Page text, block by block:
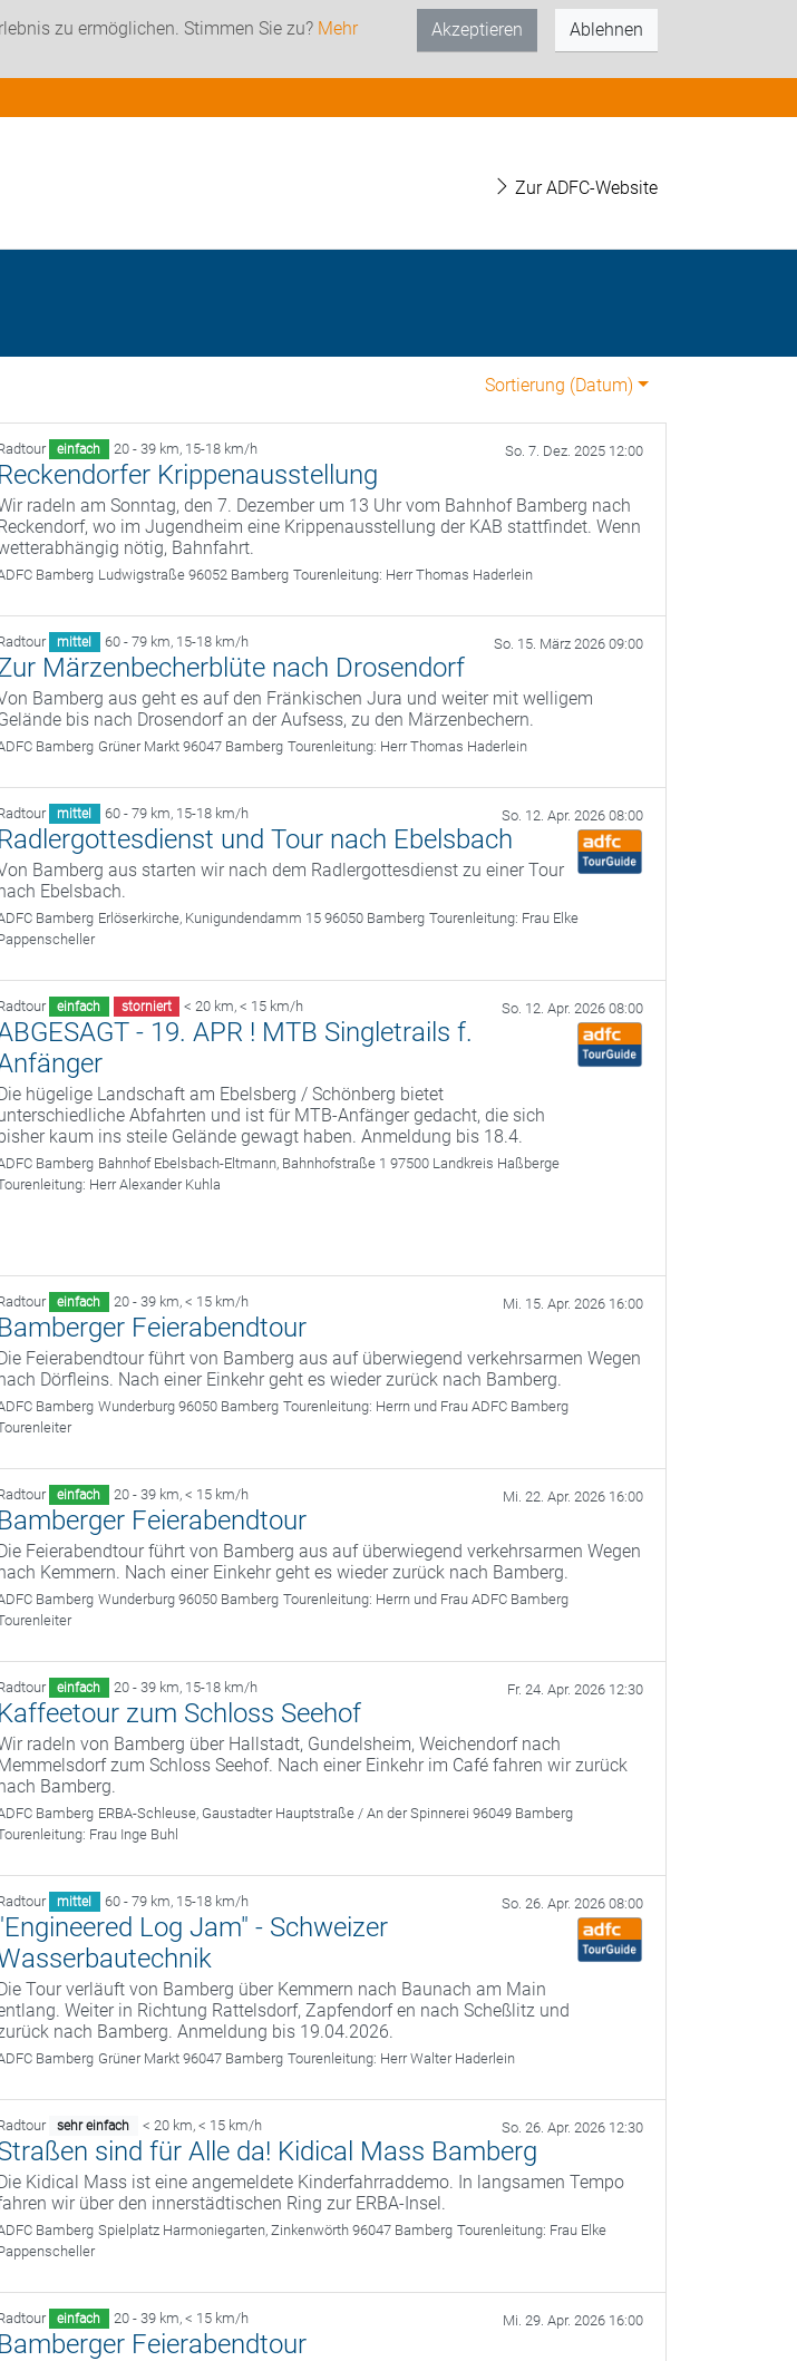
zu ermöglichen. Stimmen Sie zu? Mehr
Akzeptieren Ablehnen
Zur ADFC-Website
Sortierung (Datum)
einfach 20 - 39 km, 15-18 km/h So. 7. Dez. 2025 12:00
Reckendorfer Krippenausstellung
radeln am Sonntag, den 7. Dezember um 13 Uhr vom Bahnhof Bamberg nach
wo im Jugendheim eine Krippenausstellung der KAB stattfindet. Wenn
nötig, Bahnfahrt.
Bamberg Ludwigstraße 96052 Bamberg Tourenleitung: Herr Thomas Haderlein
mittel 60 - 79 km, 15-18 km/h So. 15. März 2026 09:00
Märzenbecherblüte nach Drosendorf
Bamberg aus geht es auf den Fränkischen Jura und weiter mit welligem
bis nach Drosendorf an der Aufsess, zu den Märzenbechern.
Bamberg Grüner Markt 96047 Bamberg Tourenleitung: Herr Thomas Haderlein
mittel 60 - 79 km, 15-18 km/h So. 12. Apr. 2026 08:00
Radlergottesdienst und Tour nach Ebelsbach
Bamberg aus starten wir nach dem Radlergottesdienst zu einer Tour
Ebelsbach.
Bamberg Erlöserkirche, Kunigundendamm 15 96050 Bamberg Tourenleitung: Frau Elke
einfach storniert < 20 km, < 15 km/h So. 12. Apr. 2026 08:00
- 19. APR ! MTB Singletrails f.
hügelige Landschaft am Ebelsberg / Schönberg bietet
Abfahrten und ist für MTB-Anfänger gedacht, die sich
kaum ins steile Gelände gewagt haben. Anmeldung bis 18.4.
Bamberg Bahnhof Ebelsbach-Eltmann, Bahnhofstraße 1 97500 Landkreis Haßberge
Herr Alexander Kuhla
einfach 20 - 39 km, < 15 km/h Mi. 15. Apr. 2026 16:00
Bamberger Feierabendtour
Feierabendtour führt von Bamberg aus auf überwiegend verkehrsarmen Wegen
Dörfleins. Nach einer Einkehr geht es wieder zurück nach Bamberg.
Bamberg Wunderburg 96050 Bamberg Tourenleitung: Herrn und Frau ADFC Bamberg
einfach 20 - 39 km, < 15 km/h Mi. 22. Apr. 2026 16:00
Bamberger Feierabendtour
Feierabendtour führt von Bamberg aus auf überwiegend verkehrsarmen Wegen
Kemmern. Nach einer Einkehr geht es wieder zurück nach Bamberg.
Bamberg Wunderburg 96050 Bamberg Tourenleitung: Herrn und Frau ADFC Bamberg
einfach 20 - 39 km, 15-18 km/h Fr. 24. Apr. 2026 12:30
Kaffeetour zum Schloss Seehof
radeln von Bamberg über Hallstadt, Gundelsheim, Weichendorf nach
zum Schloss Seehof. Nach einer Einkehr im Café fahren wir zurück
Bamberg.
Bamberg ERBA-Schleuse, Gaustadter Hauptstraße / An der Spinnerei 96049 Bamberg
Frau Inge Buhl
mittel 60 - 79 km, 15-18 km/h So. 26. Apr. 2026 08:00
Log Jam" - Schweizer
Tour verläuft von Bamberg über Kemmern nach Baunach am Main
Weiter in Richtung Rattelsdorf, Zapfendorf en nach Scheßlitz und
nach Bamberg. Anmeldung bis 19.04.2026.
Bamberg Grüner Markt 96047 Bamberg Tourenleitung: Herr Walter Haderlein
sehr einfach < 20 km, < 15 km/h So. 26. Apr. 2026 12:30
sind für Alle da! Kidical Mass Bamberg
Kidical Mass ist eine angemeldete Kinderfahrraddemo. In langsamen Tempo
wir über den innerstädtischen Ring zur ERBA-Insel.
Bamberg Spielplatz Harmoniegarten, Zinkenwörth 96047 Bamberg Tourenleitung: Frau Elke
einfach 20 - 39 km, < 15 km/h Mi. 29. Apr. 2026 16:00
Bamberger Feierabendtour